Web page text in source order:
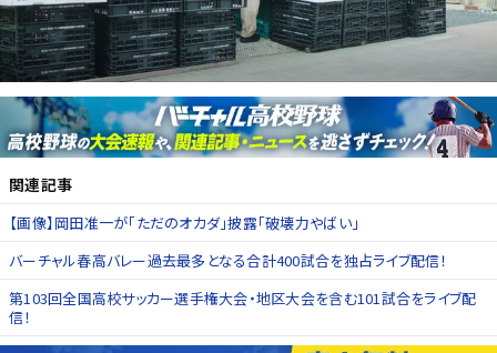
関連記事
【画像】岡田准一が「ただのオカダ」披露「破壊力やばい」
バーチャル春高バレー過去最多となる合計400試合を独占ライブ配信！
第103回全国高校サッカー選手権大会・地区大会を含む101試合をライブ配
信！